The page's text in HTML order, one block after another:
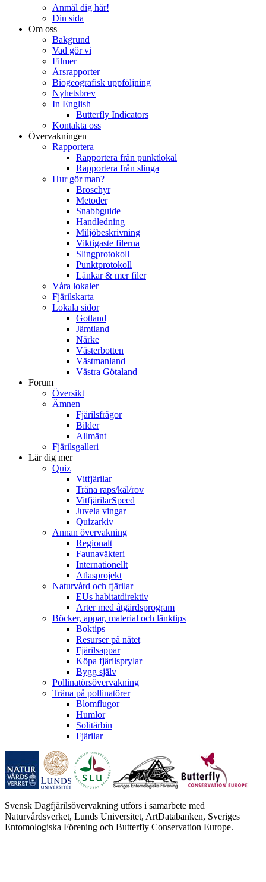
Anmäl dig här!
Din sida
Om oss
Bakgrund
Vad gör vi
Filmer
Årsrapporter
Biogeografisk uppföljning
Nyhetsbrev
In English
Butterfly Indicators
Kontakta oss
Övervakningen
Rapportera
Rapportera från punktlokal
Rapportera från slinga
Hur gör man?
Broschyr
Metoder
Snabbguide
Handledning
Miljöbeskrivning
Viktigaste filerna
Slingprotokoll
Punktprotokoll
Länkar & mer filer
Våra lokaler
Fjärilskarta
Lokala sidor
Gotland
Jämtland
Närke
Västerbotten
Västmanland
Västra Götaland
Forum
Översikt
Ämnen
Fjärilsfrågor
Bilder
Allmänt
Fjärilsgalleri
Lär dig mer
Quiz
Vitfjärilar
Träna raps/kål/rov
VitfjärilarSpeed
Juvela vingar
Quizarkiv
Annan övervakning
Regionalt
Faunaväkteri
Internationellt
Atlasprojekt
Naturvård och fjärilar
EUs habitatdirektiv
Arter med åtgärdsprogram
Böcker, appar, material och länktips
Boktips
Resurser på nätet
Fjärilsappar
Köpa fjärilsprylar
Bygg själv
Pollinatörsövervakning
Träna på pollinatörer
Blomflugor
Humlor
Solitärbin
Fjärilar
Svensk Dagfjärilsövervakning utförs i samarbete med
Naturvårdsverket, Lunds Universitet, ArtDatabanken, Sveriges
Entomologiska Förening och Butterfly Conservation Europe.